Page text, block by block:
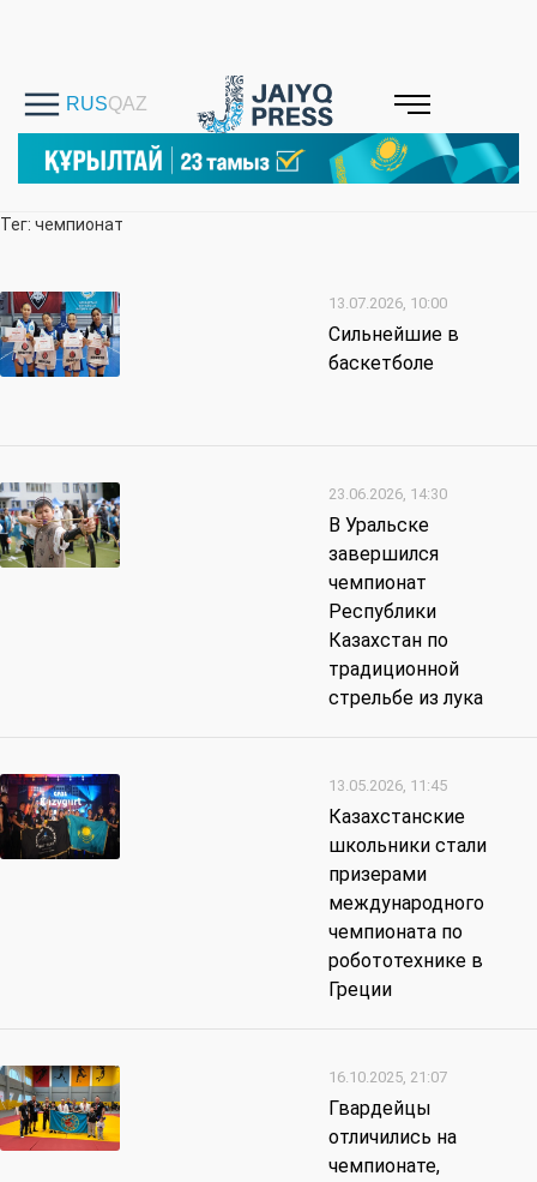
Тег: чемпионат
13.07.2026, 10:00
Сильнейшие в
баскетболе
23.06.2026, 14:30
В Уральске
завершился
чемпионат
Республики
Казахстан по
традиционной
стрельбе из лука
13.05.2026, 11:45
Казахстанские
школьники стали
призерами
международного
чемпионата по
робототехнике в
Греции
16.10.2025, 21:07
Гвардейцы
отличились на
чемпионате,